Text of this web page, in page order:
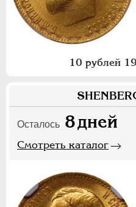
10 рублей
Осталось 8дней
Смотреть каталог